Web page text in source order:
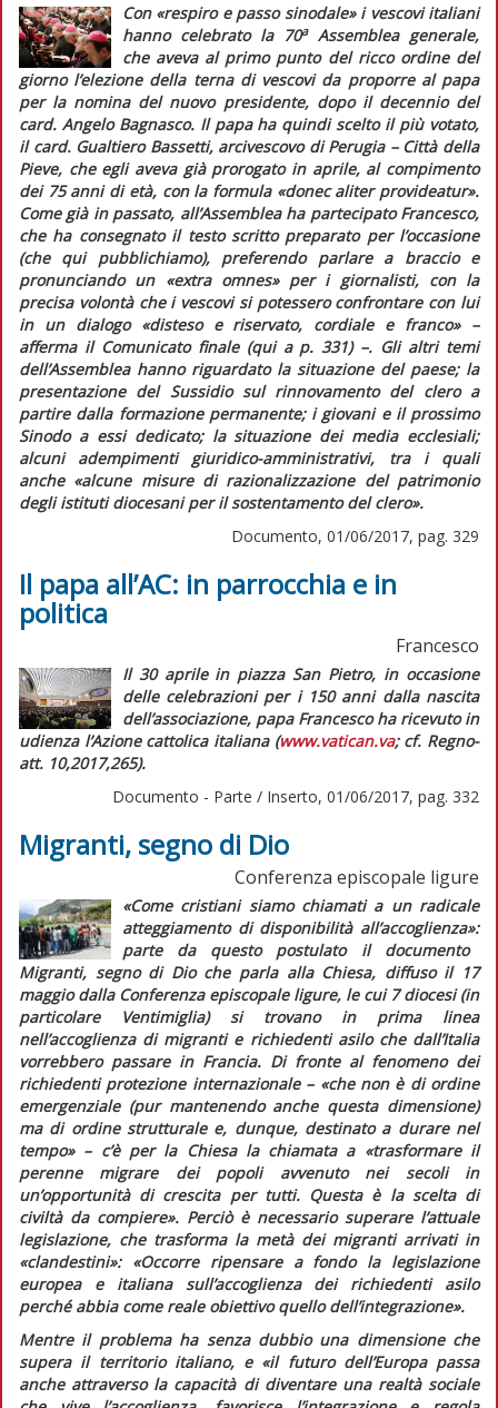
Con «respiro e passo sinodale»i vescovi italiani
hanno celebrato la 70aAssemblea generale,
che aveva al primo punto del ricco ordine del
giorno l’elezione della terna di vescovi da proporre al papa
per la nomina del nuovo presidente, dopo il decennio del
card. Angelo Bagnasco. Il papa ha quindi scelto il più votato,
il card. Gualtiero Bassetti, arcivescovo di Perugia – Città della
Pieve, che egli aveva già prorogato in aprile, al compimento
dei 75 anni di età, con la formula «donec aliter provideatur».
Come già in passato, all’Assemblea ha partecipato Francesco,
che ha consegnato il testo scritto preparato per l’occasione
(che qui pubblichiamo), preferendo parlare a braccio e
pronunciando un «extra omnes»per i giornalisti, con la
precisa volontà che i vescovi si potessero confrontare con lui
in un dialogo «disteso e riservato, cordiale e franco»–
afferma il Comunicato finale(quia p. 331) –. Gli altri temi
dell’Assemblea hanno riguardato la situazione del paese; la
presentazione del Sussidio sul rinnovamento del clero a
partire dalla formazione permanente; i giovani e il prossimo
Sinodo a essi dedicato; la situazione dei media ecclesiali;
alcuni adempimenti giuridico-amministrativi, tra i quali
anche «alcune misure di razionalizzazione del patrimonio
degli istituti diocesani per il sostentamento del clero».
Documento, 01/06/2017, pag. 329
Il papa all’AC: in parrocchia e in
politica
Francesco
Il 30 aprile in piazza San Pietro, in occasione
delle celebrazioni per i 150 anni dalla nascita
dell’associazione, papa Francesco ha ricevuto in
udienza l’Azione cattolica italiana (www.vatican.va; cf. Regno-
att. 10,2017,265).
Documento - Parte / Inserto, 01/06/2017, pag. 332
Migranti, segno di Dio
Conferenza episcopale ligure
«Come cristiani siamo chiamati a un radicale
atteggiamento di disponibilità all’accoglienza»:
parte da questo postulato il documento
Migranti, segno di Dio che parla alla Chiesa, diffuso il 17
maggio dalla Conferenza episcopale ligure, le cui 7 diocesi (in
particolare Ventimiglia) si trovano in prima linea
nell’accoglienza di migranti e richiedenti asilo che dall’Italia
vorrebbero passare in Francia. Di fronte al fenomeno dei
richiedenti protezione internazionale – «che non è di ordine
emergenziale (pur mantenendo anche questa dimensione)
ma di ordine strutturale e, dunque, destinato a durare nel
tempo»– c’è per la Chiesa la chiamata a «trasformare il
perenne migrare dei popoli avvenuto nei secoli in
un’opportunità di crescita per tutti. Questa è la scelta di
civiltà da compiere». Perciò è necessario superare l’attuale
legislazione, che trasforma la metà dei migranti arrivati in
«clandestini»: «Occorre ripensare a fondo la legislazione
europea e italiana sull’accoglienza dei richiedenti asilo
perché abbia come reale obiettivo quello dell’integrazione».
Mentre il problema ha senza dubbio una dimensione che
supera il territorio italiano, e «il futuro dell’Europa passa
anche attraverso la capacità di diventare una realtà sociale